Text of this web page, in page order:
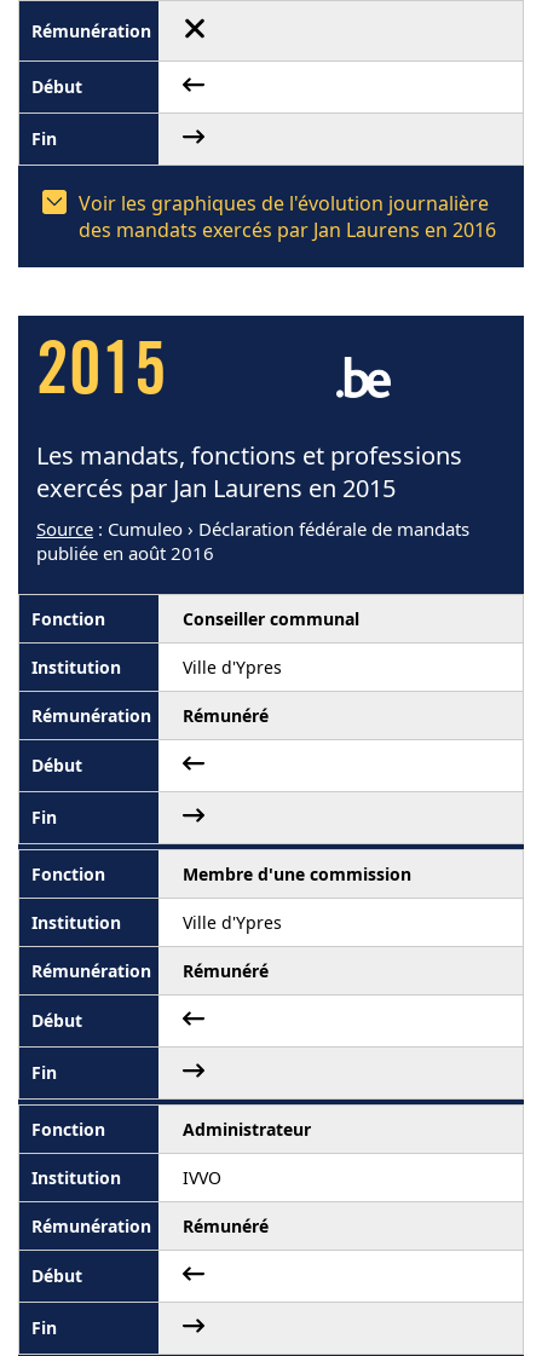
Voir les graphiques de l'évolution journalière
des mandats exercés par Jan Laurens en 2016
2015
Les mandats, fonctions et professions
exercés par Jan Laurens en 2015
Source : Cumuleo › Déclaration fédérale de mandats
publiée en août 2016
Conseiller communal
Ville d'Ypres
Rémunéré
Membre d'une commission
Ville d'Ypres
Rémunéré
Administrateur
IVVO
Rémunéré